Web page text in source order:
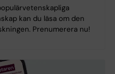
kan du läsa om den
Prenumerera nu!